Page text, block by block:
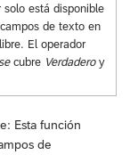
solo está disponible
de texto en
El operador
cubre Verdaderoy
Esta función
de